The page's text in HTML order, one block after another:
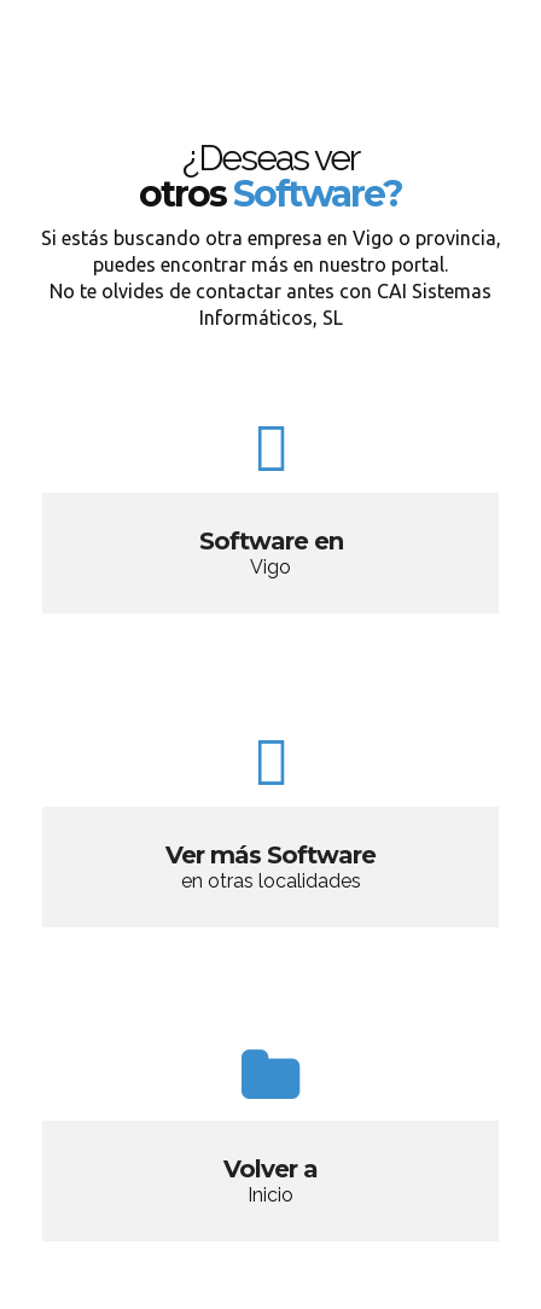
¿Deseas ver
otrosSoftware?
Si estás buscando otra empresa en Vigo o provincia,
puedes encontrar más en nuestro portal.
No te olvides de contactar antes con CAI Sistemas
Informáticos, SL
Software en
Vigo
Ver más Software
en otras localidades
Volver a
Inicio